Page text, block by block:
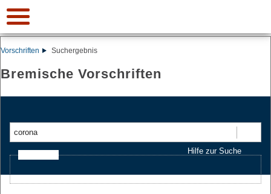
Vorschriften Suchergebnis
Bremische Vorschriften
Hilfe zur Suche